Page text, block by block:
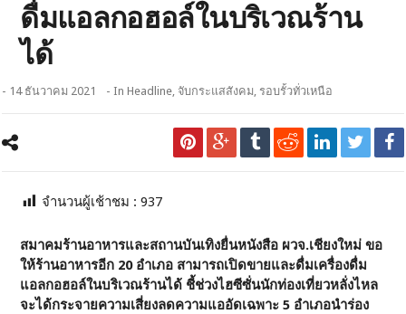
ดื่มแอลกอฮอล์ในบริเวณร้าน
ได้
- 14 ธันวาคม 2021 - InHeadline, จับกระแสสังคม, รอบรั้วทั่วเหนือ
จำนวนผู้เช้าชม :937
สมาคมร้านอาหารและสถานบันเทิงยื่นหนังสือ ผวจ.เชียงใหม่ ขอ
ให้ร้านอาหารอีก 20 อำเภอ สามารถเปิดขายและดื่มเครื่องดื่ม
แอลกอฮอล์ในบริเวณร้านได้ ชี้ช่วงไฮซีซั่นนักท่องเที่ยวหลั่งไหล
จะได้กระจายความเสี่ยงลดความแออัดเฉพาะ 5 อำเภอนำร่อง